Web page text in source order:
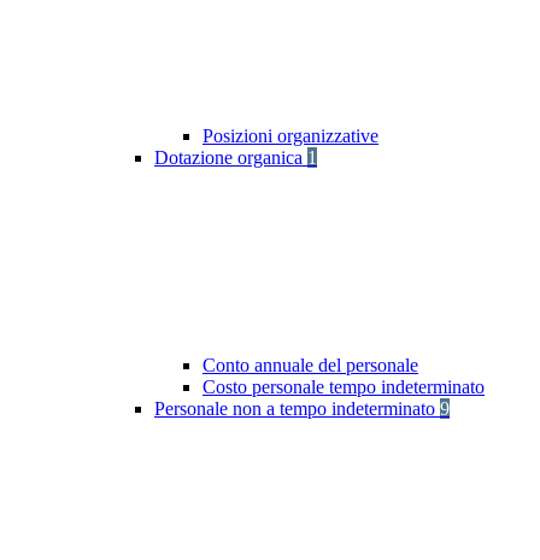
Posizioni organizzative
Dotazione organica 1
Conto annuale del personale
Costo personale tempo indeterminato
Personale non a tempo indeterminato 9